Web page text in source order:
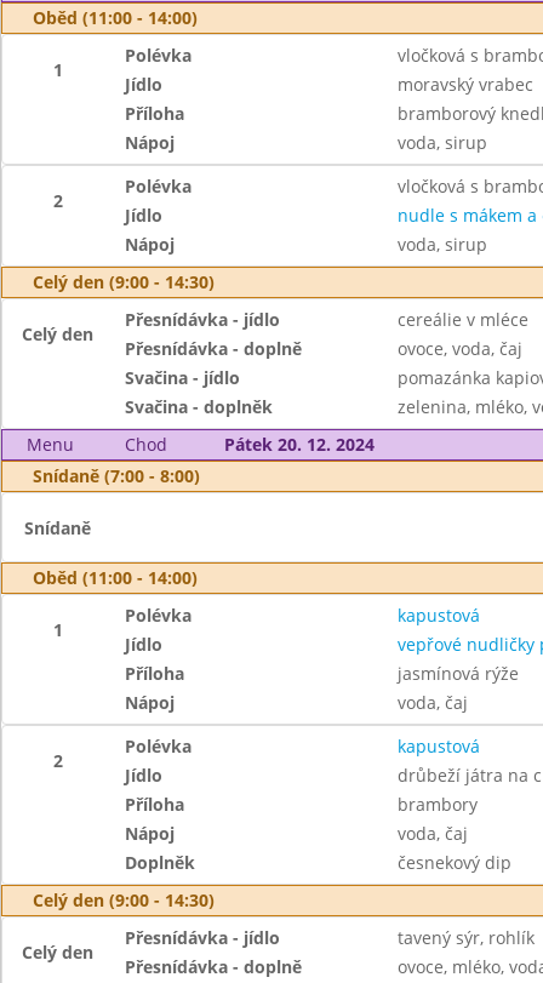
Oběd (11:00 - 14:00)
1
Polévka
vločková s
Jídlo
moravský vrabec
Příloha
bramborový
Nápoj
voda, sirup
2
Polévka
vločková s
Jídlo
nudle s mákem a
Nápoj
voda, sirup
Celý den (9:00 - 14:30)
Celý den
Přesnídávka - jídlo
cereálie v mléce
Přesnídávka - doplně
ovoce, voda, čaj
Svačina - jídlo
pomazánka
Svačina - doplněk
zelenina, mléko,
Menu
Chod
Pátek 20. 12. 2024
Snídaně (7:00 - 8:00)
Snídaně
Oběd (11:00 - 14:00)
1
Polévka
kapustová
Jídlo
vepřové nudličky
Příloha
jasmínová rýže
Nápoj
voda, čaj
2
Polévka
kapustová
Jídlo
drůbeží játra na
Příloha
brambory
Nápoj
voda, čaj
Doplněk
česnekový dip
Celý den (9:00 - 14:30)
Celý den
Přesnídávka - jídlo
tavený sýr, rohlík
Přesnídávka - doplně
ovoce, mléko,